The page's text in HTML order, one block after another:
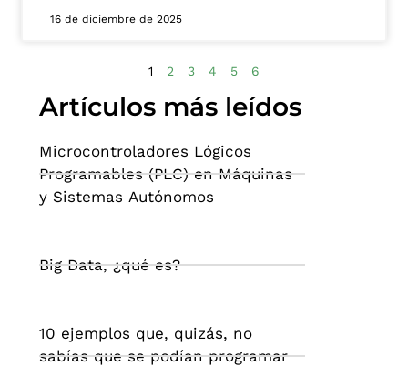
16 de diciembre de 2025
1 2 3 4 5 6
Artículos más leídos
Microcontroladores Lógicos
Programables (PLC) en Máquinas
y Sistemas Autónomos
Big Data, ¿qué es?
10 ejemplos que, quizás, no
sabías que se podían programar